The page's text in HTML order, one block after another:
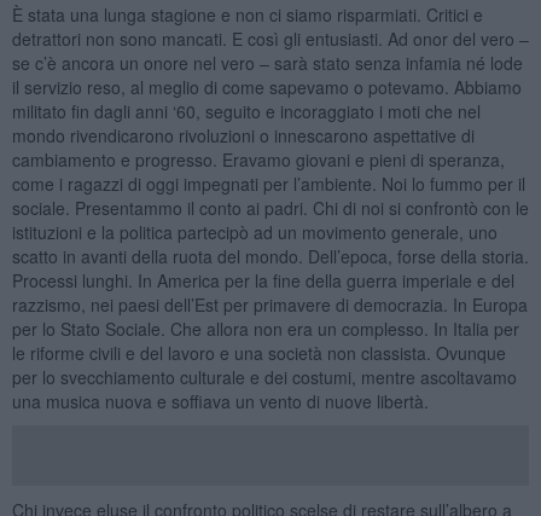
È stata una lunga stagione e non ci siamo risparmiati. Critici e
detrattori non sono mancati. E così gli entusiasti. Ad onor del vero –
se c’è ancora un onore nel vero – sarà stato senza infamia né lode
il servizio reso, al meglio di come sapevamo o potevamo. Abbiamo
militato fin dagli anni ‘60, seguito e incoraggiato i moti che nel
mondo rivendicarono rivoluzioni o innescarono aspettative di
cambiamento e progresso. Eravamo giovani e pieni di speranza,
come i ragazzi di oggi impegnati per l’ambiente. Noi lo fummo per il
sociale. Presentammo il conto ai padri. Chi di noi si confrontò con le
istituzioni e la politica partecipò ad un movimento generale, uno
scatto in avanti della ruota del mondo. Dell’epoca, forse della storia.
Processi lunghi. In America per la fine della guerra imperiale e del
razzismo, nei paesi dell’Est per primavere di democrazia. In Europa
per lo Stato Sociale. Che allora non era un complesso. In Italia per
le riforme civili e del lavoro e una società non classista. Ovunque
per lo svecchiamento culturale e dei costumi, mentre ascoltavamo
una musica nuova e soffiava un vento di nuove libertà.
Chi invece eluse il confronto politico scelse di restare sull’albero a